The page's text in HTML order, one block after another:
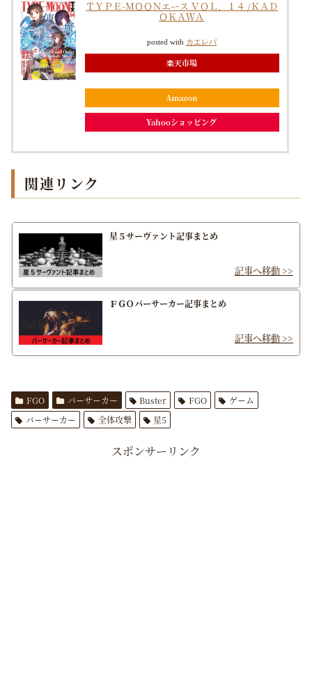
ＴＹＰＥ-ＭＯＯＮエース ＶＯＬ．１４ /ＫＡＤ
ＯＫＡＷＡ
posted with カエレバ
楽天市場
Amazon
Yahooショッピング
関連リンク
星５サーヴァント記事まとめ
ＦＧＯバーサーカー記事まとめ
FGO バーサーカー Buster FGO
ゲーム
バーサーカー
全体攻撃 星5
スポンサーリンク